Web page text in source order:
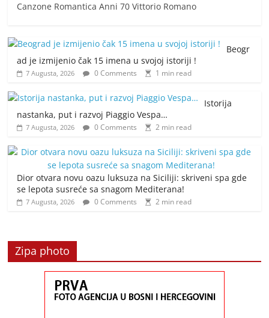
Canzone Romantica Anni 70 Vittorio Romano
Beogr
ad je izmijenio čak 15 imena u svojoj istoriji !
7 Augusta, 2026 0 Comments 1 min read
Istorija
nastanka, put i razvoj Piaggio Vespa…
7 Augusta, 2026 0 Comments 2 min read
Dior otvara novu oazu luksuza na Siciliji: skriveni spa gde
se lepota susreće sa snagom Mediterana!
7 Augusta, 2026 0 Comments 2 min read
Zipa photo